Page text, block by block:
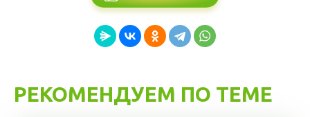
РЕКОМЕНДУЕМ ПО ТЕМЕ